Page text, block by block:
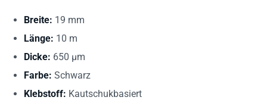
Breite: 19 mm
Länge: 10 m
Dicke: 650 µm
Farbe: Schwarz
Klebstoff: Kautschukbasiert